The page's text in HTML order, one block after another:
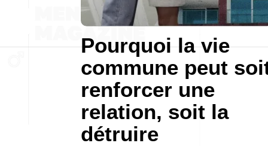
Pourquoi la vie
commune peut
renforcer une
relation, soit la
détruire